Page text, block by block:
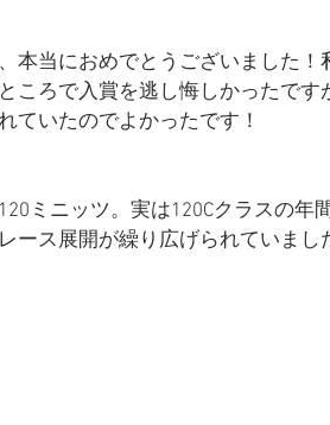
本当におめでとうございました
ころで入賞を逃し悔しかったで
ていたのでよかったです！
ミニッツ。実は120Cクラスの年
ース展開が繰り広げられていまし